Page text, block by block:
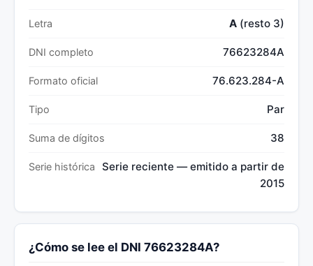
Letra A (resto 3)
DNI completo 76623284A
Formato oficial 76.623.284-A
Tipo Par
Suma de dígitos 38
Serie histórica
Serie reciente — emitido a partir de
2015
¿Cómo se lee el DNI 76623284A?